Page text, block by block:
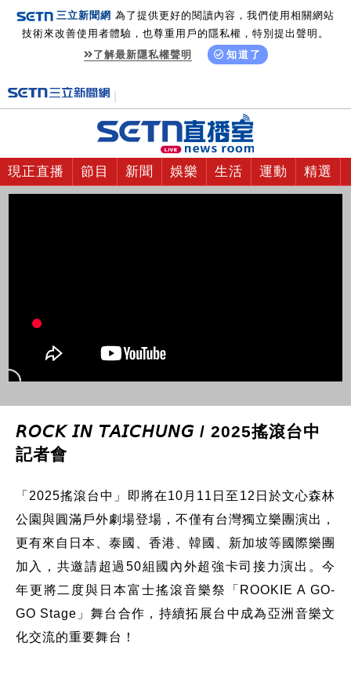
三立新聞網 為了提供更好的閱讀內容，我們使用相關網站
技術來改善使用者體驗，也尊重用戶的隱私權，特別提出聲明。
了解最新隱私權聲明
知道了
現正直播 節目 新聞 娛樂 生活 運動 精選
𝘙𝘖𝘊𝘒 𝘐𝘕 𝘛𝘈𝘐𝘊𝘏𝘜𝘕𝘎 / 2025搖滾台中
記者會
「2025搖滾台中」即將在10月11日至12日於文心森林
公園與圓滿戶外劇場登場，不僅有台灣獨立樂團演出，
更有來自日本、泰國、香港、韓國、新加坡等國際樂團
加入，共邀請超過50組國內外超強卡司接力演出。今
年更將二度與日本富士搖滾音樂祭「ROOKIE A GO-
GO Stage」舞台合作，持續拓展台中成為亞洲音樂文
化交流的重要舞台！